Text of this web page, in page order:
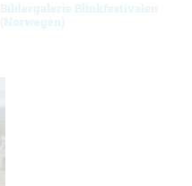
Bildergalerie Blinkfestivalen
(Norwegen)